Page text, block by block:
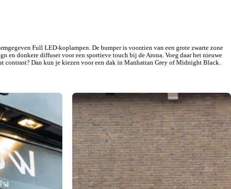
Full LED-koplampen. De bumper is voorzien van een grote zwarte zone
en donkere diffuser voor een sportieve touch bij de Arona. Voeg daar het nieuwe
contrast? Dan kun je kiezen voor een dak in Manhattan Grey of Midnight Black.